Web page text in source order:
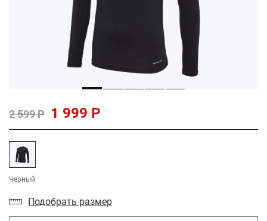
2 599 Р 1 999 Р
Черный
Подобрать размер